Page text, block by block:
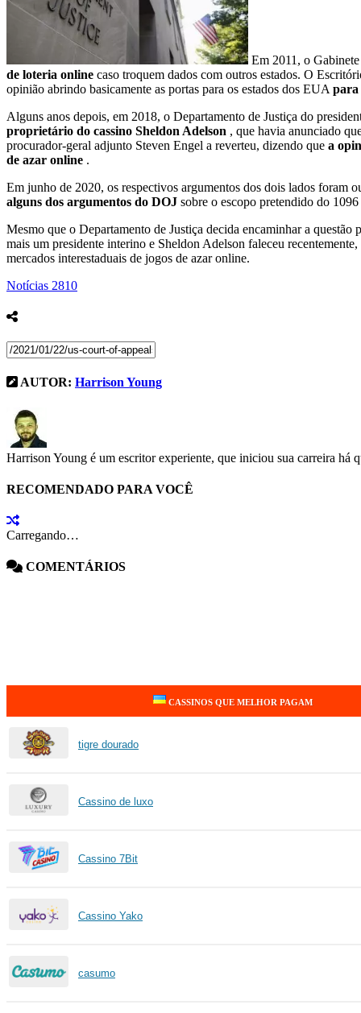
Em 2011, o
de loteria online caso troquem dados com outros estados. O
opinião abrindo basicamente as portas para os estados dos EUA para
Alguns anos depois, em 2018, o Departamento de Justiça do
proprietário do cassino Sheldon Adelson , que havia anunciado
procurador-geral adjunto Steven Engel a reverteu, dizendo que a
de azar online .
Em junho de 2020, os respectivos argumentos dos dois lados foram
alguns dos argumentos do DOJ sobre o escopo pretendido do
Mesmo que o Departamento de Justiça decida encaminhar a
mais um presidente interino e Sheldon Adelson faleceu
mercados interestaduais de jogos de azar online.
Notícias 2810
AUTOR: Harrison Young
Harrison Young é um escritor experiente, que iniciou sua carreira há
RECOMENDADO PARA VOCÊ
Carregando…
COMENTÁRIOS
CASSINOS QUE MELHOR PAGAM
tigre dourado
Cassino de luxo
Cassino 7Bit
Cassino Yako
casumo